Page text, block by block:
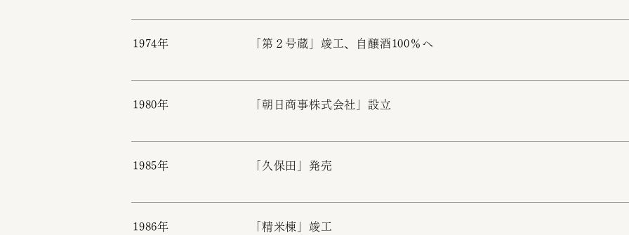
1974年 「第２号蔵」竣工、自醸酒100％へ
1980年 「朝日商事株式会社」設立
1985年 「久保田」発売
1986年
「精米棟」竣工